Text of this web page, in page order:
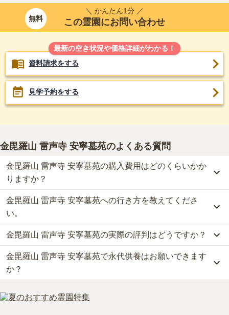
無料
＼ かんたん1分 ／
この霊園にお問い合わせ
最新の空き状況や価格詳細がわかる！
資料請求をする
見学予約をする
金毘羅山 雷声寺 安寧墓苑のよくある質問
金毘羅山 雷声寺 安寧墓苑の購入費用はどのくらいかか
りますか？
金毘羅山 雷声寺 安寧墓苑では、永代供養墓が約178万円からお求め
いただけます。
なお、金毘羅山 雷声寺 安寧墓苑がある兵庫県の相場は、永代供養
墓が約71万円です。
お墓は、価格が高いものがよい、安いものが悪い、という訳ではあ
りません。大切なのは、ご家族が心から納得し、安心してお参りで
きる場所を選ぶことです。
金毘羅山 雷声寺 安寧墓苑への行き方を教えてくださ
い。
公共交通機関の場合、山陽新幹線新「神戸駅」から徒歩約7分・JR
三ノ宮駅から市バス2系統に乗車、「熊内6バス停」下車徒歩約10分
です。
車の場合、阪神高速3号神戸線「生田川インター」から車で約6分で
す。
詳しいルートや地図は、本ページの「地図・交通アクセス」欄をご
確認ください。
金毘羅山 雷声寺 安寧墓苑の実際の評判はどうですか？
当サイトに寄せられた総合評価は、4.2点です。特に交通利便性、
周辺施設が高く評価されています。
利用者様からは「お墓から歩いて10ふんいないに、レストランやホ
テルがあるので、法事や食事は、予約してそこですることができま
す。」といったお声をいただいております。
金毘羅山 雷声寺 安寧墓苑で永代供養はお願いできます
か？
はい、金毘羅山 雷声寺 安寧墓苑は永代供養に対応しています。
費用は、約178万円からとなっております。